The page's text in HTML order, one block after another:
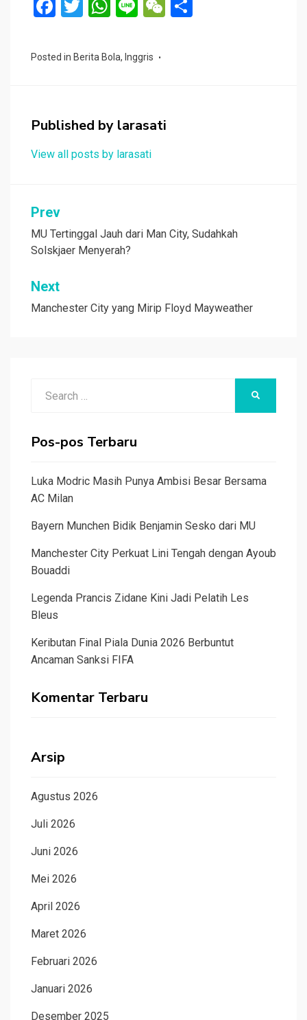
F
ce
o
k
T
tt
W
at
p
p
Li
e
W
Posted in Berita Bola, Inggris
Published by larasati
View all posts by larasati
Navigasi
pos
Prev
MU Tertinggal Jauh dari Man City, Sudahkah
Solskjaer Menyerah?
Next
Manchester City yang Mirip Floyd Mayweather
Pos-pos Terbaru
Luka Modric Masih Punya Ambisi Besar Bersama
AC Milan
Bayern Munchen Bidik Benjamin Sesko dari MU
Manchester City Perkuat Lini Tengah dengan Ayoub
Bouaddi
Legenda Prancis Zidane Kini Jadi Pelatih Les
Bleus
Keributan Final Piala Dunia 2026 Berbuntut
Ancaman Sanksi FIFA
Komentar Terbaru
Arsip
Agustus 2026
Juli 2026
Juni 2026
Mei 2026
April 2026
Maret 2026
Februari 2026
Januari 2026
Desember 2025